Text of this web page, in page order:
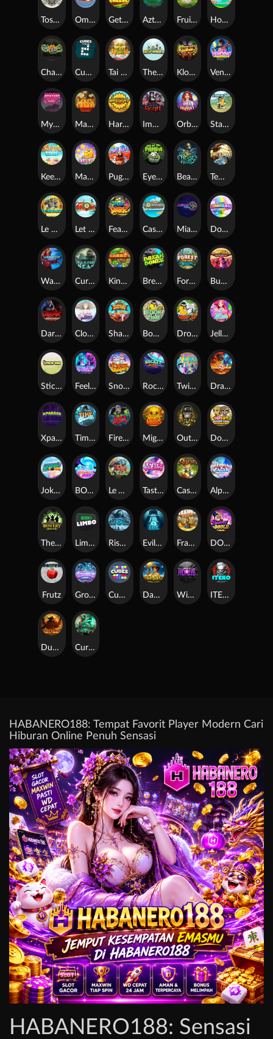
Toshi Video Club OmNom Get The Cheese Aztec Twist Fruit Duel Hop'n'Pop
Chaos Crew Cubes 2 Tai The Toad The Respinners Klowns Vending Machine
Mystery Motel Mayan Stackways Harvest Wilds Immortal Desire Orb of Destiny Stack'em
Keep 'em Cool Magic Piggy Pug Life Eye of the Panda Beast Below Temple of Torment
Le Pharaoh Let It Snow Fear the Dark Cash Compass Miami Multiplier Double Rainbow
Warrior Ways Cursed Seas King Carrot Break Bones Forest Fortune Buffalo Stack'n'Sync
Dark Summoning Cloud Princess Shaolin Master Book of Time Drop'em Jelly Slice
Stick'em Feel The Beat Snow Slingers Rocket Reels Twisted Lab Dragon’s Domain
Xpander Time Spinners Fire My Laser Mighty Masks Outlasw Inc Donut Division
Joker Bombs BOUNCY BOMBS Le Viking Tasty Treats Cash Quest Alpha Eagle
The Bowery Boys Limbo Rise of Ymir Evil Eyes Frank's Farm DONNY DOUGH
Frutz Gronk's Gems Cubes Dawn of Kings Wings of Horus ITERO
Duel at Dawn Cursed Crypt
HABANERO188: Tempat Favorit Player Modern Cari
Hiburan Online Penuh Sensasi
HABANERO188: Sensasi